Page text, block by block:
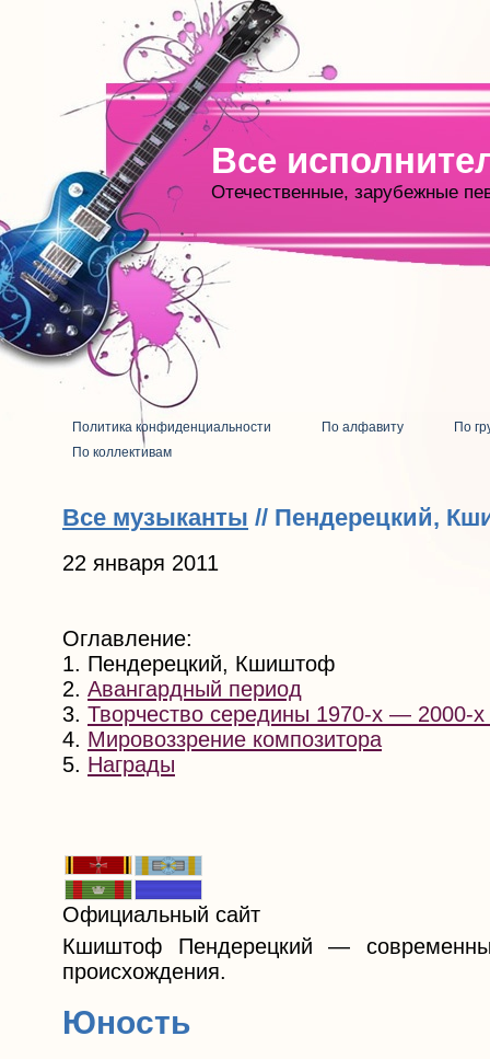
Все
Отечественные, зарубежные
Политика конфиденциальности По алфавиту
По
По коллективам
Все музыканты // Пендерецкий,
22 января 2011
Оглавление:
1. Пендерецкий, Кшиштоф
2. Авангардный период
3. Творчество середины 1970-х — 2000-х
4. Мировоззрение композитора
5. Награды
Официальный сайт
Кшиштоф Пендерецкий —
происхождения.
Юность